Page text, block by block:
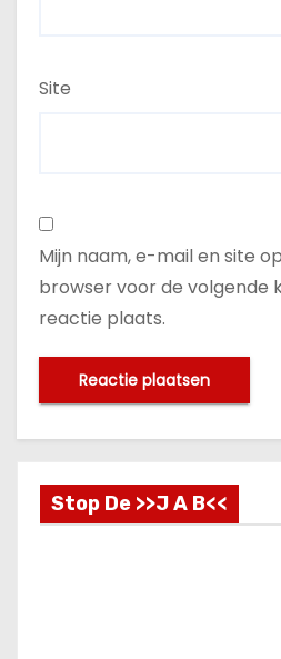
Site
Mijn naam, e-mail en site
browser voor de volgende
reactie plaats.
Stop De >>J A B<<